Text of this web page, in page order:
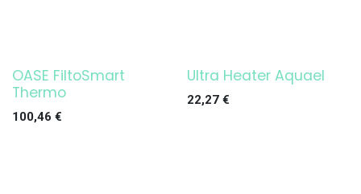
¡OFERTA!
OASE FiltoSmart
Thermo
100,46 €
¡OFERTA!
Ultra Heater Aquael
22,27€